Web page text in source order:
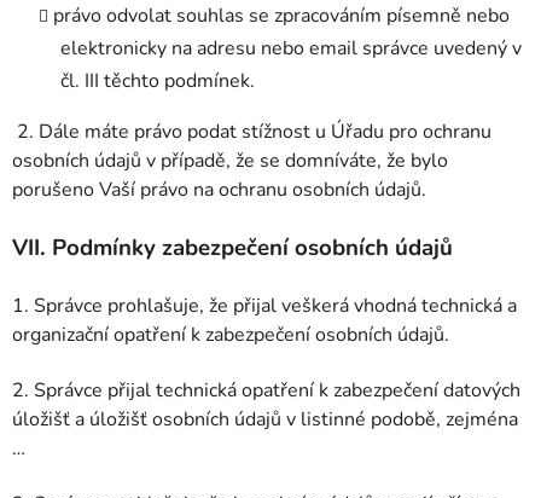
právo odvolat souhlas se zpracováním písemně nebo
elektronicky na adresu nebo email správce uvedený v
čl. III těchto podmínek.
2. Dále máte právo podat stížnost u Úřadu pro ochranu
osobních údajů v případě, že se domníváte, že bylo
porušeno Vaší právo na ochranu osobních údajů.
VII. Podmínky zabezpečení osobních údajů
1. Správce prohlašuje, že přijal veškerá vhodná technická a
organizační opatření k zabezpečení osobních údajů.
2. Správce přijal technická opatření k zabezpečení datových
úložišť a úložišť osobních údajů v listinné podobě, zejména
…